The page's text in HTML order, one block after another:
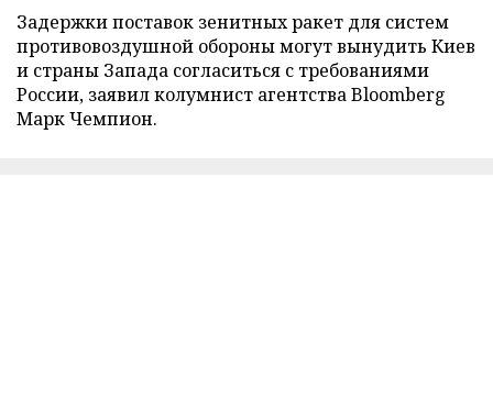
Задержки поставок зенитных ракет для систем
противовоздушной обороны могут вынудить Киев
и страны Запада согласиться с требованиями
России, заявил колумнист агентства Bloomberg
Марк Чемпион.